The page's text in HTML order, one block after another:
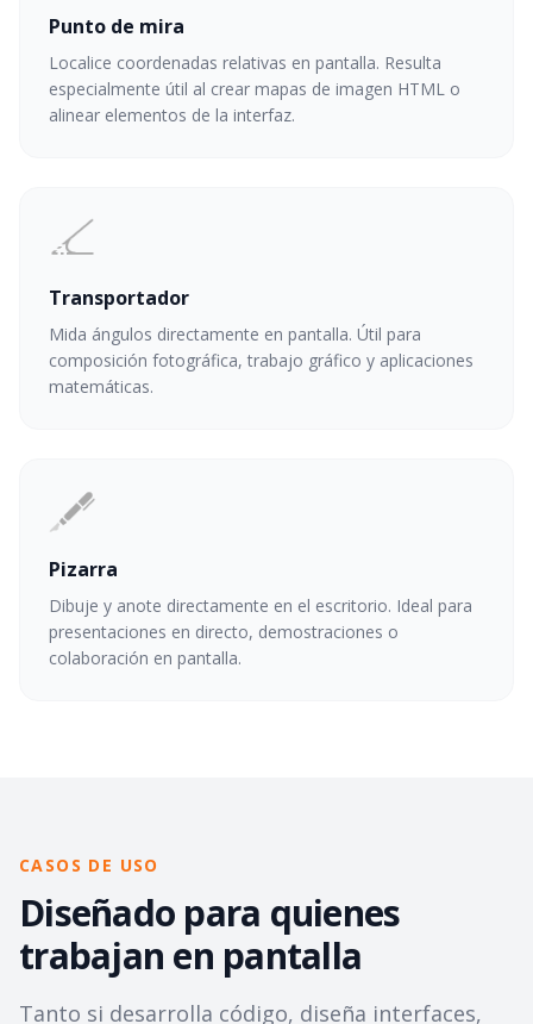
Punto de mira
Localice coordenadas relativas en pantalla. Resulta
especialmente útil al crear mapas de imagen HTML o
alinear elementos de la interfaz.
Transportador
Mida ángulos directamente en pantalla. Útil para
composición fotográfica, trabajo gráfico y aplicaciones
matemáticas.
Pizarra
Dibuje y anote directamente en el escritorio. Ideal para
presentaciones en directo, demostraciones o
colaboración en pantalla.
CASOS DE USO
Diseñado para quienes
trabajan en pantalla
Tanto si desarrolla código, diseña interfaces,